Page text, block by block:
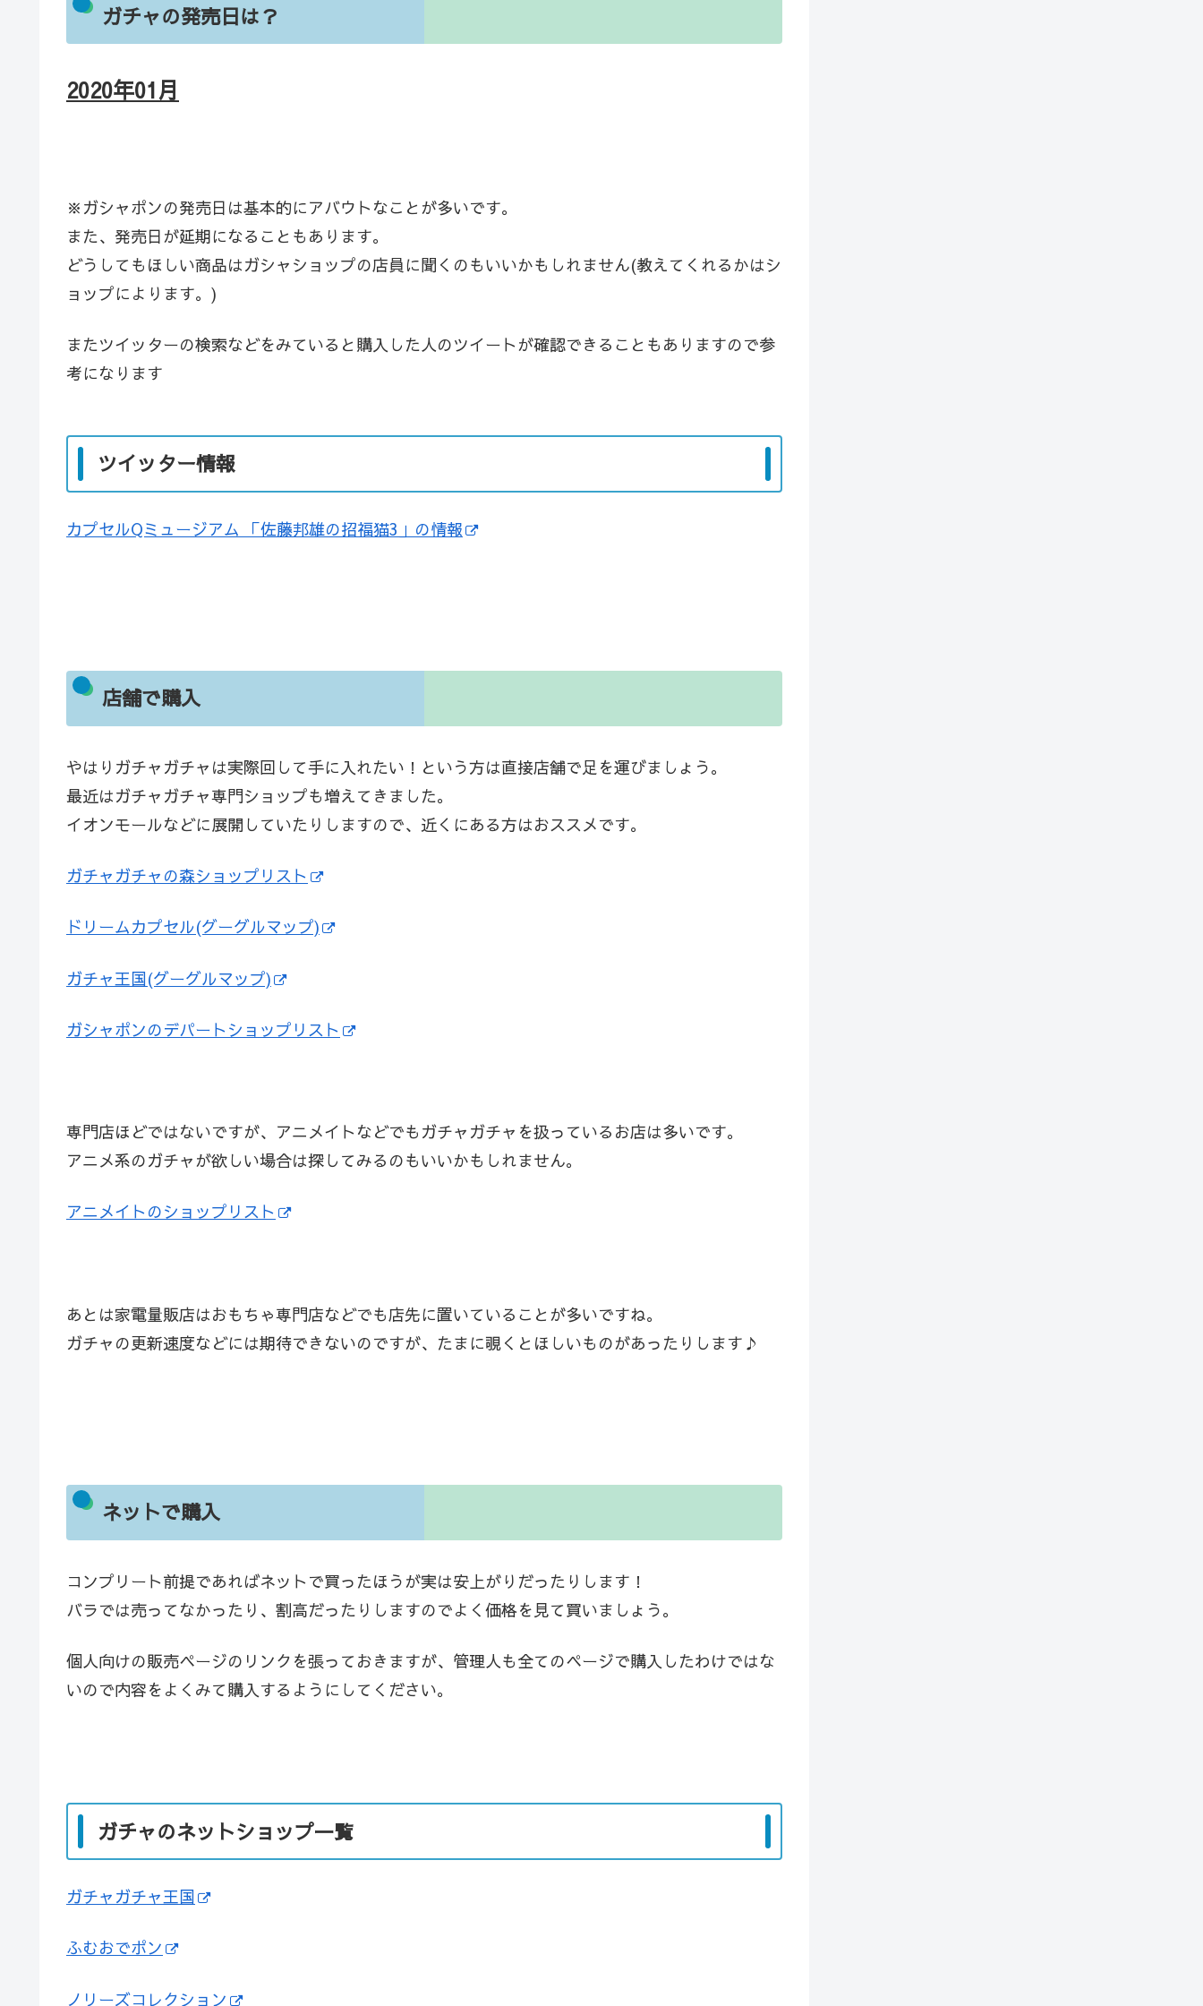
ガチャの発売日は？
2020年01月
※ガシャポンの発売日は基本的にアバウトなことが多いです。
また、発売日が延期になることもあります。
どうしてもほしい商品はガシャショップの店員に聞くのもいいかもしれません(教えてくれるかはシ
ョップによります。)
またツイッターの検索などをみていると購入した人のツイートが確認できることもありますので参
考になります
ツイッター情報
カプセルQミュージアム 「佐藤邦雄の招福猫3」の情報
店舗で購入
やはりガチャガチャは実際回して手に入れたい！という方は直接店舗で足を運びましょう。
最近はガチャガチャ専門ショップも増えてきました。
イオンモールなどに展開していたりしますので、近くにある方はおススメです。
ガチャガチャの森ショップリスト
ドリームカプセル(グーグルマップ)
ガチャ王国(グーグルマップ)
ガシャポンのデパートショップリスト
専門店ほどではないですが、アニメイトなどでもガチャガチャを扱っているお店は多いです。
アニメ系のガチャが欲しい場合は探してみるのもいいかもしれません。
アニメイトのショップリスト
あとは家電量販店はおもちゃ専門店などでも店先に置いていることが多いですね。
ガチャの更新速度などには期待できないのですが、たまに覗くとほしいものがあったりします♪
ネットで購入
コンプリート前提であればネットで買ったほうが実は安上がりだったりします！
バラでは売ってなかったり、割高だったりしますのでよく価格を見て買いましょう。
個人向けの販売ページのリンクを張っておきますが、管理人も全てのページで購入したわけではな
いので内容をよくみて購入するようにしてください。
ガチャのネットショップ一覧
ガチャガチャ王国
ふむおでポン
ノリーズコレクション